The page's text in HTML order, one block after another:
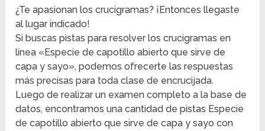
¿Te apasionan los crucigramas? ¡Entonces llegaste
al lugar indicado!
Si buscas pistas para resolver los crucigramas en
línea «Especie de capotillo abierto que sirve de
capa y sayo», podemos ofrecerte las respuestas
más precisas para toda clase de encrucijada.
Luego de realizar un examen completo a la base de
datos, encontramos una cantidad de pistas Especie
de capotillo abierto que sirve de capa y sayo con